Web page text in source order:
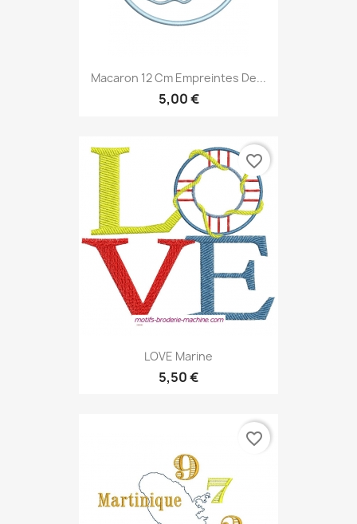
Macaron 12 Cm Empreintes De...
5,00 €
LOVE Marine
5,50 €
favorite_border
favorite_border